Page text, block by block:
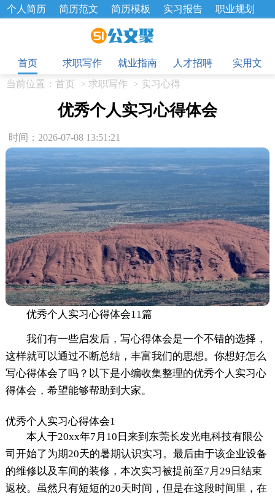
个人简历 简历范文 简历模板 实习报告
职业规划
招聘选拔 绩效考核
工作总结
辞职报告
首页
求职写作 就业指南 人才招聘
实用文
当前位置： 首页 > 求职写作 > 实习心得
优秀个人实习心得体会
时间：2026-07-08 13:51:21
优秀个人实习心得体会11篇
我们有一些启发后，写心得体会是一个不错的选择，
这样就可以通过不断总结，丰富我们的思想。你想好怎么
写心得体会了吗？以下是小编收集整理的优秀个人实习心
得体会，希望能够帮助到大家。
优秀个人实习心得体会1
本人于20xx年7月10日来到东莞长发光电科技有限公
司开始了为期20天的暑期认识实习。最后由于该企业设备
的维修以及车间的装修，本次实习被提前至7月29日结束
返校。虽然只有短短的20天时间，但是在这段时间里，在